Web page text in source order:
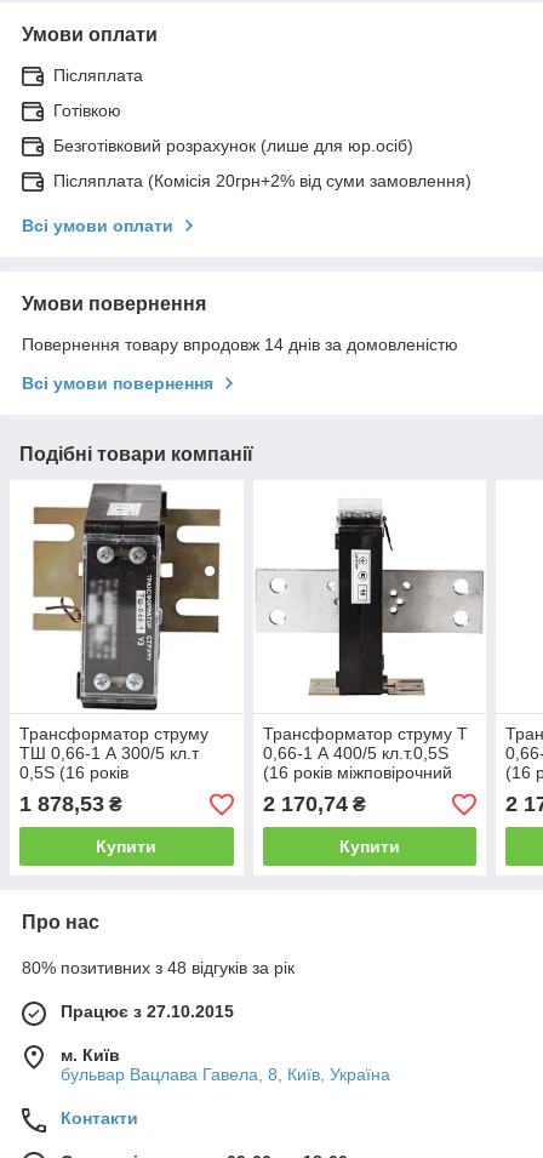
Умови оплати
Післяплата
Готівкою
Безготівковий розрахунок (лише для юр.осіб)
Післяплата (Комісія 20грн+2% від суми замовлення)
Всі умови оплати
Умови повернення
Повернення товару впродовж 14 днів за домовленістю
Всі умови повернення
Подібні товари компанії
Трансформатор струму
ТШ 0,66-1 А 300/5 кл.т
0,5S (16 років
міжповірочний інтервал)
1 878,53 ₴
Купити
Трансформатор струму Т
0,66-1 А 400/5 кл.т.0,5S
(16 років міжповірочний
інтервал)
2 170,74₴
Купити
(16
2
Про нас
80% позитивних з 48 відгуків за рік
Працює з 27.10.2015
м. Київ
бульвар Вацлава Гавела, 8, Київ, Україна
Контакти